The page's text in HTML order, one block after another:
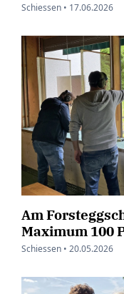
Schiessen • 17.06.2026
Am
Maximum 100
Schiessen • 20.05.2026